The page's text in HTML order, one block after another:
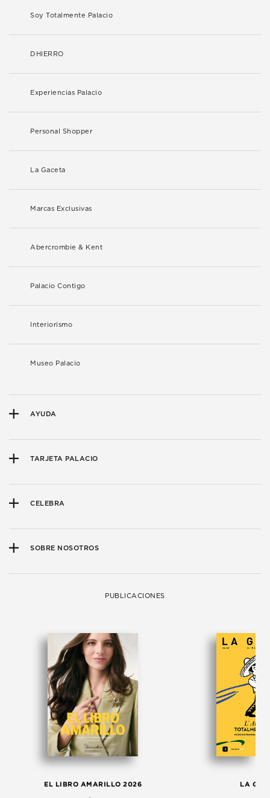
Soy Totalmente Palacio
DHIERRO
Experiencias Palacio
Personal Shopper
La Gaceta
Marcas Exclusivas
Abercrombie & Kent
Palacio Contigo
Interiorismo
Museo Palacio
AYUDA
TARJETA PALACIO
CELEBRA
SOBRE NOSOTROS
PUBLICACIONES
EL LIBRO AMARILLO 2026 LA